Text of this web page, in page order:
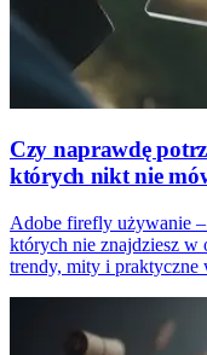
Czy naprawdę
których nikt nie
Adobe firefly używanie
których nie znajdziesz
trendy, mity i praktyczne